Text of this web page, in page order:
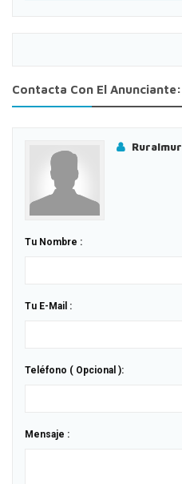
Contacta Con El Anunciante:
Ruralmur
Tu Nombre :
Tu E-Mail :
Teléfono ( Opcional ):
Mensaje :